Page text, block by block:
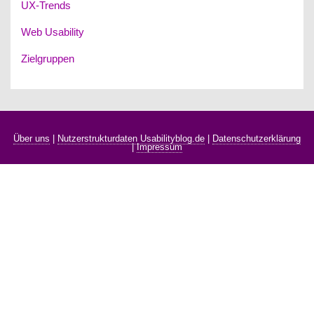
UX-Trends
Web Usability
Zielgruppen
Über uns | Nutzerstrukturdaten Usabilityblog.de | Datenschutzerklärung
|Impressum